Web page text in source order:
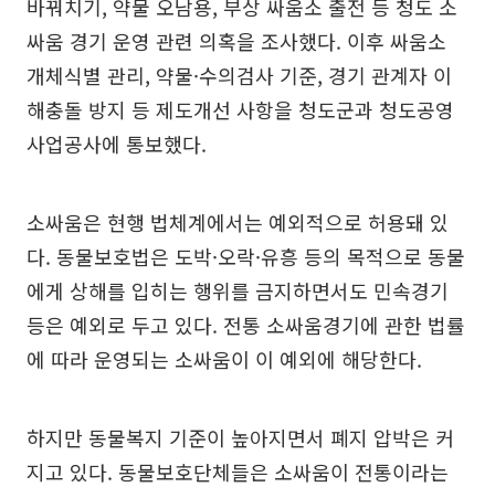
바꿔치기, 약물 오남용, 부상 싸움소 출전 등 청도 소
싸움 경기 운영 관련 의혹을 조사했다. 이후 싸움소
개체식별 관리, 약물·수의검사 기준, 경기 관계자 이
해충돌 방지 등 제도개선 사항을 청도군과 청도공영
사업공사에 통보했다.
소싸움은 현행 법체계에서는 예외적으로 허용돼 있
다. 동물보호법은 도박·오락·유흥 등의 목적으로 동물
에게 상해를 입히는 행위를 금지하면서도 민속경기
등은 예외로 두고 있다. 전통 소싸움경기에 관한 법률
에 따라 운영되는 소싸움이 이 예외에 해당한다.
하지만 동물복지 기준이 높아지면서 폐지 압박은 커
지고 있다. 동물보호단체들은 소싸움이 전통이라는